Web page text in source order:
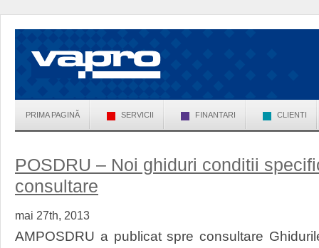
PRIMA PAGINĂ SERVICII FINANTARI CLIENTI
POSDRU – Noi ghiduri conditii
consultare
mai 27th, 2013
AMPOSDRU a publicat spre consultare